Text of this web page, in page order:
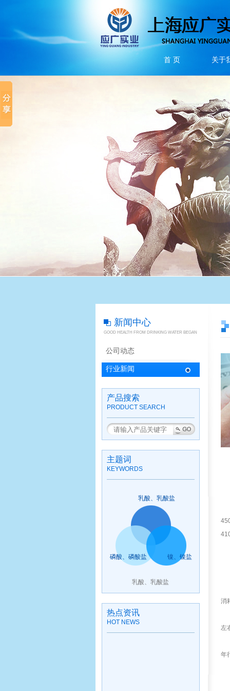
首 页 关于
新闻中心
GOOD HEALTH FROM DRINKING WATER BEGAN
公司动态
行业新闻
产品搜索
PRODUCT SEARCH
主题词
KEYWORDS
乳酸、乳酸盐
磷酸、磷酸盐 镍、镍盐
乳酸、乳酸盐
热点资讯
HOT NEWS
消
左
年